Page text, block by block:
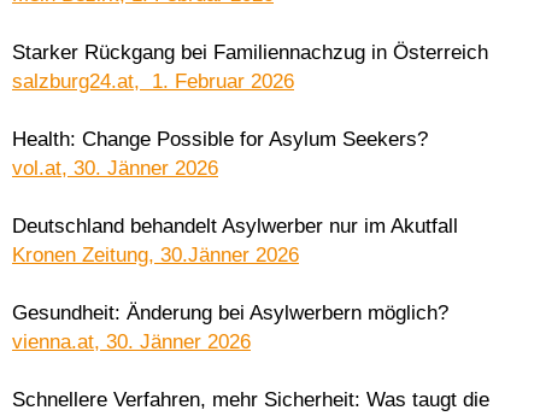
Starker Rückgang bei Familiennachzug in Österreich
salzburg24.at, 1. Februar 2026
Health: Change Possible for Asylum Seekers?
vol.at, 30. Jänner 2026
Deutschland behandelt Asylwerber nur im Akutfall
Kronen Zeitung, 30.Jänner 2026
Gesundheit: Änderung bei Asylwerbern möglich?
vienna.at, 30. Jänner 2026
Schnellere Verfahren, mehr Sicherheit: Was taugt die